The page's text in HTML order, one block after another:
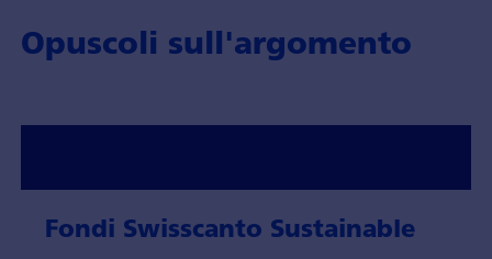
Opuscoli sull'argomento
Fondi Swisscanto Sustainable